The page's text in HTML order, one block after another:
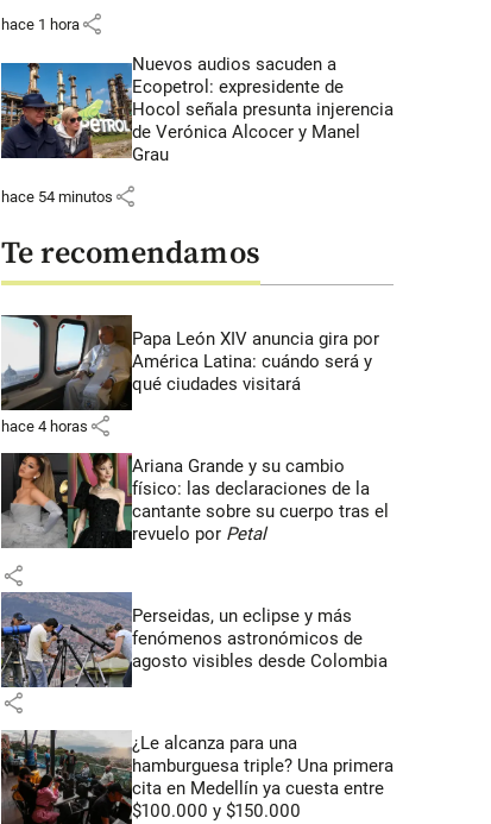
hace 1 hora share
Nuevos audios sacuden a
Ecopetrol: expresidente de
Hocol señala presunta injerencia
de Verónica Alcocer y Manel
Grau
hace 54 minutos share
Te recomendamos
Papa León XIV anuncia gira por
América Latina: cuándo será y
qué ciudades visitará
hace 4 horas share
Ariana Grande y su cambio
físico: las declaraciones de la
cantante sobre su cuerpo tras el
revuelo por Petal
share
Perseidas, un eclipse y más
fenómenos astronómicos de
agosto visibles desde Colombia
share
¿Le alcanza para una
hamburguesa triple? Una primera
cita en Medellín ya cuesta entre
$100.000 y $150.000